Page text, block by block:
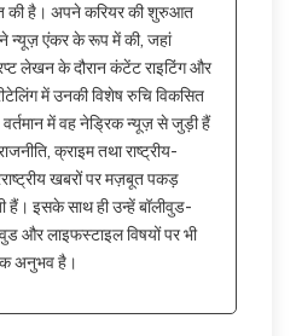
की है। अपने करियर की शुरुआत
न्यूज़ एंकर के रूप में की, जहां
लेखन के दौरान कंटेंट राइटिंग और
में उनकी विशेष रुचि विकसित
में वह नेड्रिक न्यूज़ से जुड़ी हैं
क्राइम तथा राष्ट्रीय-
खबरों पर मज़बूत पकड़
हैं। इसके साथ ही उन्हें बॉलीवुड-
और लाइफस्टाइल विषयों पर भी
अनुभव है।